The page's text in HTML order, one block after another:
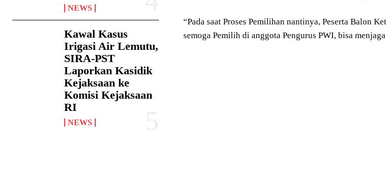
NEWS
Kawal Kasus
Irigasi Air Lemutu,
SIRA-PST
Laporkan Kasidik
Kejaksaan ke
Komisi Kejaksaan
RI
NEWS
“Pada saat Proses Pemilihan nantinya, Peserta Balon
semoga Pemilih di anggota Pengurus PWI, bisa